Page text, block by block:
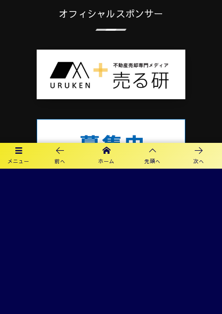
メニュー 前へ ホーム 先頭へ 次へ
オフィシャルスポンサー